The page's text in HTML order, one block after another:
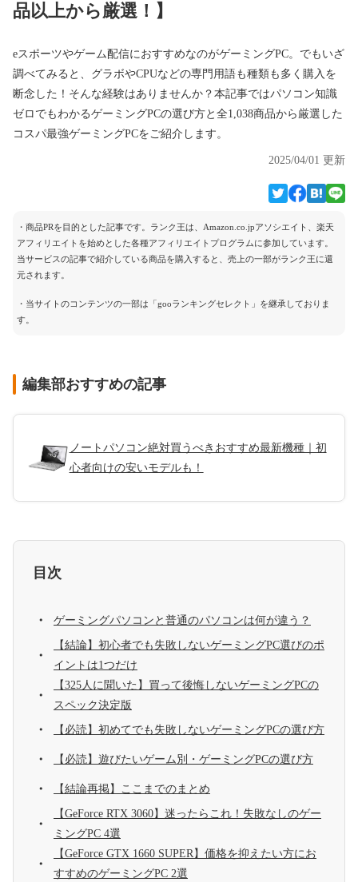
品以上から厳選！】
eスポーツやゲーム配信におすすめなのがゲーミングPC。でもいざ
調べてみると、グラボやCPUなどの専門用語も種類も多く購入を
断念した！そんな経験はありませんか？本記事ではパソコン知識
ゼロでもわかるゲーミングPCの選び方と全1,038商品から厳選した
コスパ最強ゲーミングPCをご紹介します。
2025/04/01 更新
・商品PRを目的とした記事です。ランク王は、Amazon.co.jpアソシエイト、楽天
アフィリエイトを始めとした各種アフィリエイトプログラムに参加しています。
当サービスの記事で紹介している商品を購入すると、売上の一部がランク王に還
元されます。
・当サイトのコンテンツの一部は「gooランキングセレクト」を継承しておりま
す。
編集部おすすめの記事
ノートパソコン絶対買うべきおすすめ最新機種｜初
心者向けの安いモデルも！
目次
ゲーミングパソコンと普通のパソコンは何が違う？
【結論】初心者でも失敗しないゲーミングPC選びのポ
イントは1つだけ
【325人に聞いた】買って後悔しないゲーミングPCの
スペック決定版
【必読】初めてでも失敗しないゲーミングPCの選び方
【必読】遊びたいゲーム別・ゲーミングPCの選び方
【結論再掲】ここまでのまとめ
【GeForce RTX 3060】迷ったらこれ！失敗なしのゲー
ミングPC 4選
【GeForce GTX 1660 SUPER】価格を抑えたい方にお
すすめのゲーミングPC 2選